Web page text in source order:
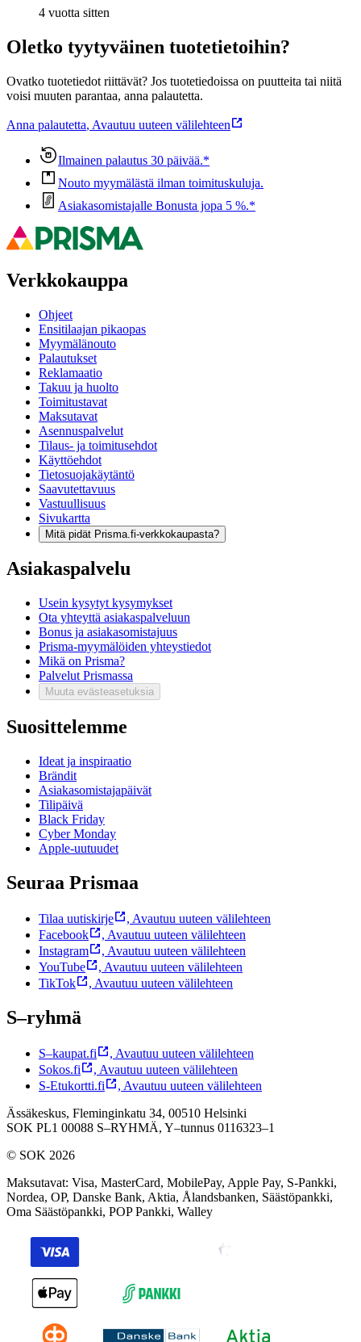
4 vuotta sitten
Oletko tyytyväinen tuotetietoihin?
Ovatko tuotetiedot riittävät? Jos tuotetiedoissa on puutteita tai niitä
voisi muuten parantaa, anna palautetta.
Anna palautetta, Avautuu uuteen välilehteen
Ilmainen palautus 30 päivää.*
Nouto myymälästä ilman toimituskuluja.
Asiakasomistajalle Bonusta jopa 5 %.*
Verkkokauppa
Ohjeet
Ensitilaajan pikaopas
Myymälänouto
Palautukset
Reklamaatio
Takuu ja huolto
Toimitustavat
Maksutavat
Asennuspalvelut
Tilaus- ja toimitusehdot
Käyttöehdot
Tietosuojakäytäntö
Saavutettavuus
Vastuullisuus
Sivukartta
Mitä pidät Prisma.fi-verkkokaupasta?
Asiakaspalvelu
Usein kysytyt kysymykset
Ota yhteyttä asiakaspalveluun
Bonus ja asiakasomistajuus
Prisma-myymälöiden yhteystiedot
Mikä on Prisma?
Palvelut Prismassa
Muuta evästeasetuksia
Suosittelemme
Ideat ja inspiraatio
Brändit
Asiakasomistajapäivät
Tilipäivä
Black Friday
Cyber Monday
Apple-uutuudet
Seuraa Prismaa
Tilaa uutiskirje , Avautuu uuteen välilehteen
Facebook
, Avautuu uuteen välilehteen
Instagram
, Avautuu uuteen välilehteen
YouTube
, Avautuu uuteen välilehteen
TikTok
, Avautuu uuteen välilehteen
S–ryhmä
S–kaupat.fi , Avautuu uuteen välilehteen
Sokos.fi
, Avautuu uuteen välilehteen
S-Etukortti.fi
, Avautuu uuteen välilehteen
Ässäkeskus, Fleminginkatu 34, 00510 Helsinki
SOK PL1 00088 S–RYHMÄ, Y–tunnus 0116323–1
© SOK 2026
Maksutavat: Visa, MasterCard, MobilePay, Apple Pay, S-Pankki,
Nordea, OP, Danske Bank, Aktia, Ålandsbanken, Säästöpankki,
Oma Säästöpankki, POP Pankki, Walley